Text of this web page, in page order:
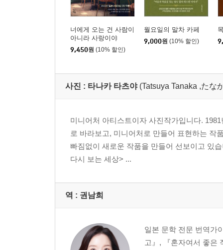
너에게 오는 건 사람이
아니라 사랑이야
9,450원 (10% 할인)
월요일의 말차 카페
9,000원 (10% 할인)
사진 : 타나카 타츠야 (Tatsuya Tanaka ,たな
미니어처 아티스트이자 사진작가입니다.
로 바라보고, 미니어처로 만들어 표현하는 작
빠짐없이 새로운 작품을 만들어 선보이고 있
다시 보는 세상> ...
역 : 권남희
일본 문학 전문 번역가
고』, 『혼자여서 좋은